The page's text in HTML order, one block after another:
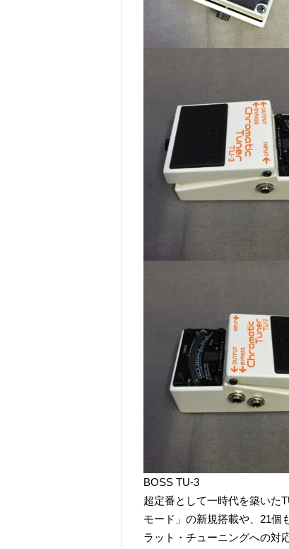
BOSS TU-3
超定番として一時代を築いた
モード」の新規搭載や、21個
ラット・チューニングへの対